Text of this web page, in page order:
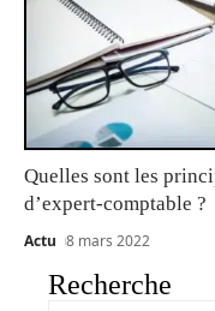
Quelles sont les
d’expert-comptable ?
Actu 8 mars 2022
Recherche